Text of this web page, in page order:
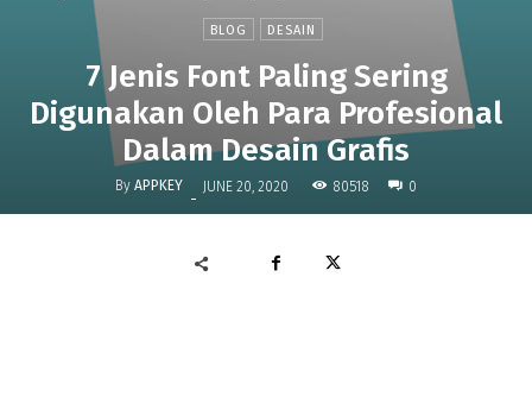
BLOG DESAIN
7 Jenis Font Paling Sering
Digunakan Oleh Para Profesional
Dalam Desain Grafis
By APPKEY - JUNE 20, 2020 80518 0